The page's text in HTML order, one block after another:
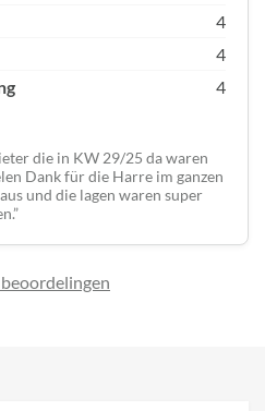
4
4
4
die in KW 29/25 da waren
Dank für die Harre im ganzen
und die lagen waren super